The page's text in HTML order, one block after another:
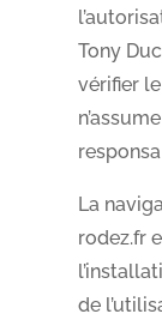
Tony
vérifier
La
rodez.fr
de